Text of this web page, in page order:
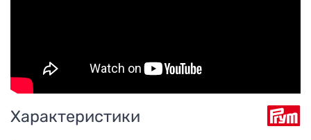
Характеристики